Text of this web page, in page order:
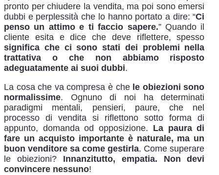
pronto per chiudere la vendita, ma poi sono emersi
dubbi e perplessità che lo hanno portato a dire: “Ci
penso un attimo e ti faccio sapere.” Quando il
cliente esita e dice che deve riflettere, spesso
significa che ci sono stati dei problemi nella
trattativa o che non abbiamo risposto
adeguatamente ai suoi dubbi.
La cosa che va compresa è che le obiezioni sono
normalissime. Ognuno di noi ha determinati
paradigmi mentali, pensieri, paure, che nel
processo di vendita si riflettono sotto forma di
appunto, domanda od opposizione. La paura di
fare un acquisto importante è naturale, ma un
buon venditore sa come gestirla. Come superare
le obiezioni? Innanzitutto, empatia. Non devi
convincere nessuno!